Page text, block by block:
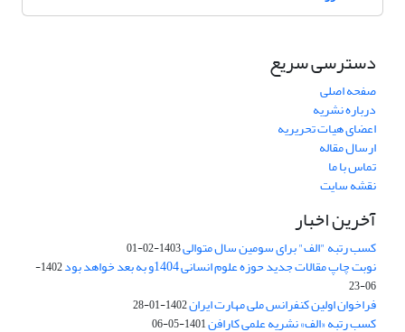
دسترسی سریع
صفحه اصلی
درباره نشریه
اعضای هیات تحریریه
ارسال مقاله
تماس با ما
نقشه سایت
آخرین اخبار
کسب رتبه "الف" برای سومین سال متوالی1403-02-01
نوبت چاپ مقالات جدید حوزه علوم انسانی 1404و به بعد خواهد بود
1402-
06-23
فراخوان اولین کنفرانس ملی مهارت ایران1402-01-28
کسب رتبه «الف» نشریه علمی کارافن1401-05-06